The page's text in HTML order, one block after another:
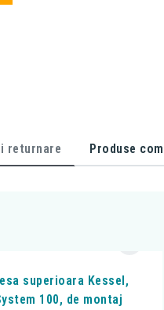
returnare Produse
superioara Kessel,
100, de montaj